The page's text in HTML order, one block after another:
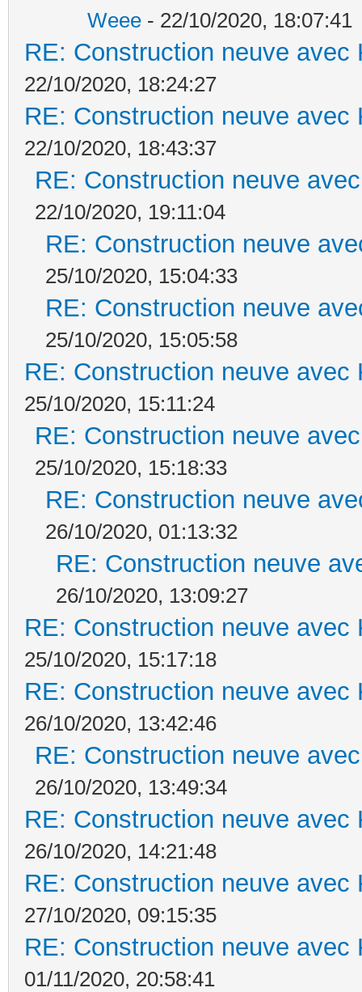
Weee - 22/10/2020, 18:07:41
RE: Construction neuve avec
22/10/2020, 18:24:27
RE: Construction neuve avec
22/10/2020, 18:43:37
RE: Construction neuve
22/10/2020, 19:11:04
RE: Construction neuve
25/10/2020, 15:04:33
RE: Construction neuve
25/10/2020, 15:05:58
RE: Construction neuve avec
25/10/2020, 15:11:24
RE: Construction neuve
25/10/2020, 15:18:33
RE: Construction neuve
26/10/2020, 01:13:32
RE: Construction neuve
26/10/2020, 13:09:27
RE: Construction neuve avec
25/10/2020, 15:17:18
RE: Construction neuve avec
26/10/2020, 13:42:46
RE: Construction neuve
26/10/2020, 13:49:34
RE: Construction neuve avec
26/10/2020, 14:21:48
RE: Construction neuve avec
27/10/2020, 09:15:35
RE: Construction neuve avec
01/11/2020, 20:58:41